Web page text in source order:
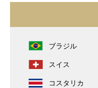
ブラジル
スイス
コスタリカ